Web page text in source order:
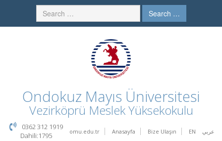
Search …
Ondokuz Mayıs Üniversitesi
Vezirköprü Meslek Yüksekokulu
omu.edu.tr Anasayfa Bize Ulaşın EN عربي
0362 312 1919
Dahili:1795